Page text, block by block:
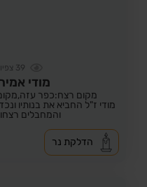
39
מודי
מקום רצח:כפר עזה,
מודי ז"ל החביא את בנותיו
והמחבלים
הדלקת נר